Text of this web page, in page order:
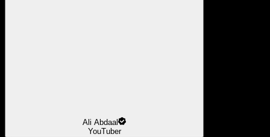
Ali Abdaal
YouTuber